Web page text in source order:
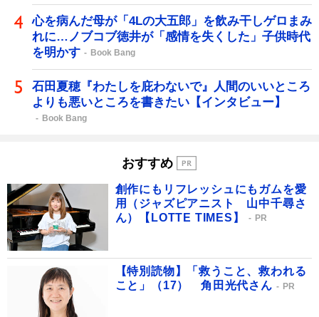
心を病んだ母が「4Lの大五郎」を飲み干しゲロまみ
れに…ノブコブ徳井が「感情を失くした」子供時代
を明かす
Book Bang
石田夏穂『わたしを庇わないで』人間のいいところ
よりも悪いところを書きたい【インタビュー】
Book Bang
おすすめ
創作にもリフレッシュにもガムを愛
用（ジャズピアニスト 山中千尋さ
ん）【LOTTE TIMES】
PR
【特別読物】「救うこと、救われる
こと」（17） 角田光代さん
PR